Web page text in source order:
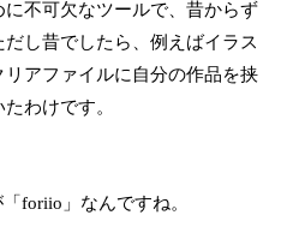
不可欠なツールで、昔からず
し昔でしたら、例えばイラス
リアファイルに自分の作品を挟
わけです。
foriio」なんですね。